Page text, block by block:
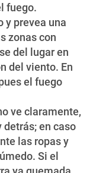
fuego.
y prevea una
zonas con
del lugar en
del viento. En
el fuego
ve claramente,
detrás; en caso
las ropas y
Si el